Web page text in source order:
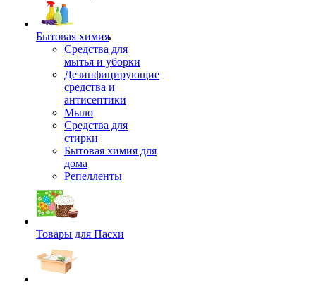
Бытовая химия
Средства для
мытья и уборки
Дезинфицирующие
средства и
антисептики
Мыло
Средства для
стирки
Бытовая химия для
дома
Репелленты
Товары для Пасхи